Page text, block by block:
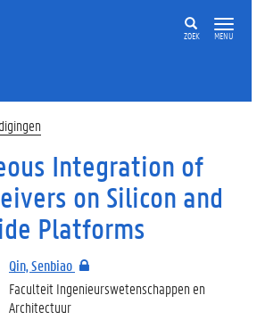
ZOEK MENU
Integration of
on Silicon and
Platforms
Qin, Senbiao
Faculteit Ingenieurswetenschappen en
Architectuur